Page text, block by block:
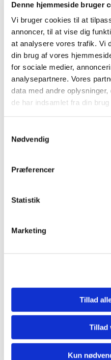
Denne hjemmeside bruger
Vi bruger cookies til at
annoncer, til at vise dig
at analysere vores trafik. Vi
din brug af vores
for sociale medier,
analysepartnere. Vores
data med andre
de har indsamlet fra din
Nødvendig
Præferencer
Statistik
Marketing
Tillad
Tillad
Kun
gjaldt.
Én kammerat forrådte ham.
nægtede overhovedet at
Jesus blev henrettet mellem
Ikke desto mindre siger
"i Jesus har han velbehag."
Men se, det betyder jo så
dybere mening med hver
kan. Og når det forholder
For ordene: "Du er mit
Men kristen dåb eller ej, så
denne agtelse ved at
tekniske og - ikke mindst -
fører et andet og mere
produkt eller en
Men har man ikke
uvurderlig, ja så fører det